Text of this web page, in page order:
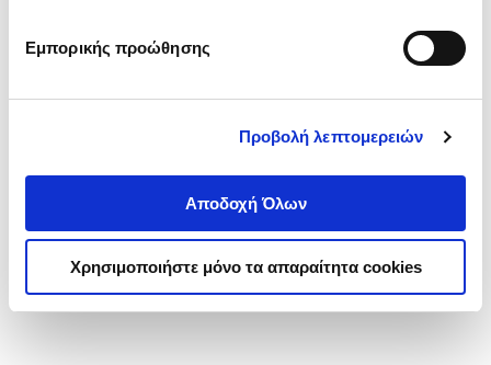
Εμπορικής προώθησης
Προβολή λεπτομερειών
Αποδοχή Όλων
Χρησιμοποιήστε μόνο τα απαραίτητα cookies